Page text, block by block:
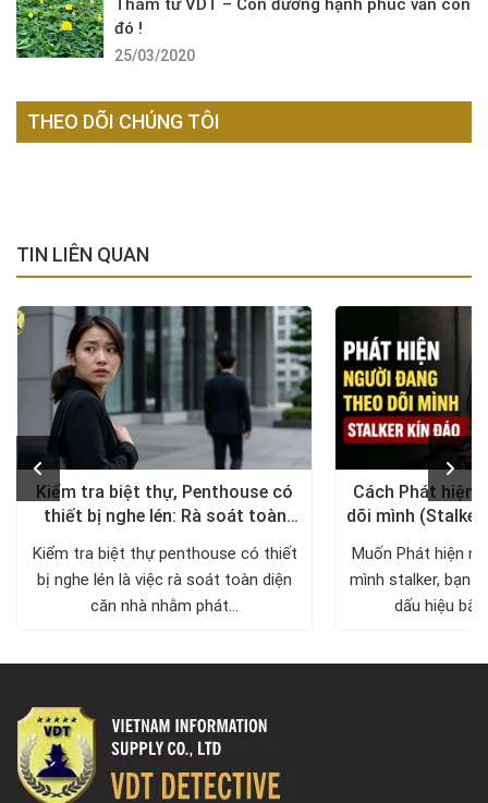
đó !
25/03/2020
THEO DÕI CHÚNG TÔI
TIN LIÊN QUAN
Kiểm tra biệt thự, Penthouse có
thiết bị nghe lén: Rà soát toàn
diện, trả lại không gian riêng tư
Kiểm tra biệt thự penthouse có thiết
bị nghe lén là việc rà soát toàn diện
căn nhà nhằm phát...
Cách Phát hiện
dõi mình
Muốn Phát hiện
mình stalker, bạn
dấu hiệu bất